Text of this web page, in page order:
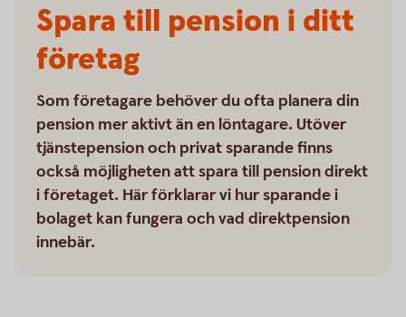
Spara till pension i ditt
företag
Som företagare behöver du ofta planera din
pension mer aktivt än en löntagare. Utöver
tjänstepension och privat sparande finns
också möjligheten att spara till pension direkt
i företaget. Här förklarar vi hur sparande i
bolaget kan fungera och vad direktpension
innebär.